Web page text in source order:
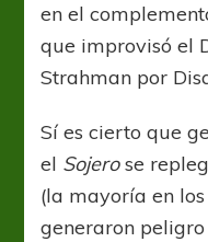
en el
que improvisó el
Strahman por
Sí es cierto que
el Sojerose
(la mayoría en
generaron